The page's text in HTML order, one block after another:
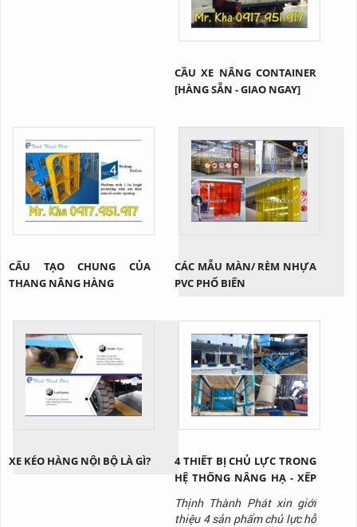
CẦU XE NÂNG CONTAINER
[HÀNG SẴN - GIAO NGAY]
CẤU TẠO CHUNG CỦA
THANG NÂNG HÀNG
CÁC MẪU MÀN/ RÈM NHỰA
PVC PHỔ BIẾN
XE KÉO HÀNG NỘI BỘ LÀ GÌ?
4 THIẾT BỊ CHỦ LỰC TRONG
HỆ THỐNG NÂNG HẠ - XẾP
Thịnh Thành Phát xin giới
thiệu 4 sản phẩm chủ lực hỗ